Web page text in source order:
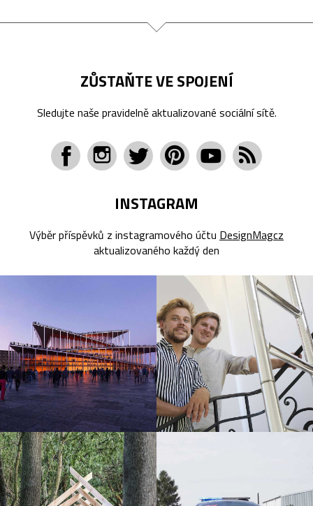
ZŮSTAŇTE VE SPOJENÍ
Sledujte naše pravidelně aktualizované sociální sítě.
INSTAGRAM
Výběr příspěvků z instagramového účtu DesignMagcz
aktualizovaného každý den